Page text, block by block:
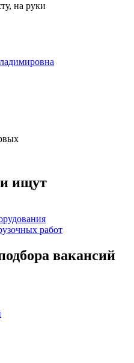
на руки
ищут
работ
вакансий